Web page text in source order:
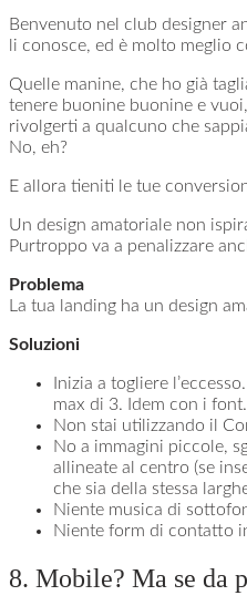
Benvenuto nel club designer
li conosce, ed è molto meglio
Quelle manine, che ho già
tenere buonine buonine e
rivolgerti a qualcuno che
No, eh?
E allora tieniti le tue
Un design amatoriale non
Purtroppo va a penalizzare
Problema
La tua landing ha un design
Soluzioni
Inizia a togliere
max di 3. Idem con i font.
Non stai utilizzando il
No a immagini piccole,
allineate al centro (se
che sia della stessa
Niente musica di
Niente form di contatto
8. Mobile? Ma se da